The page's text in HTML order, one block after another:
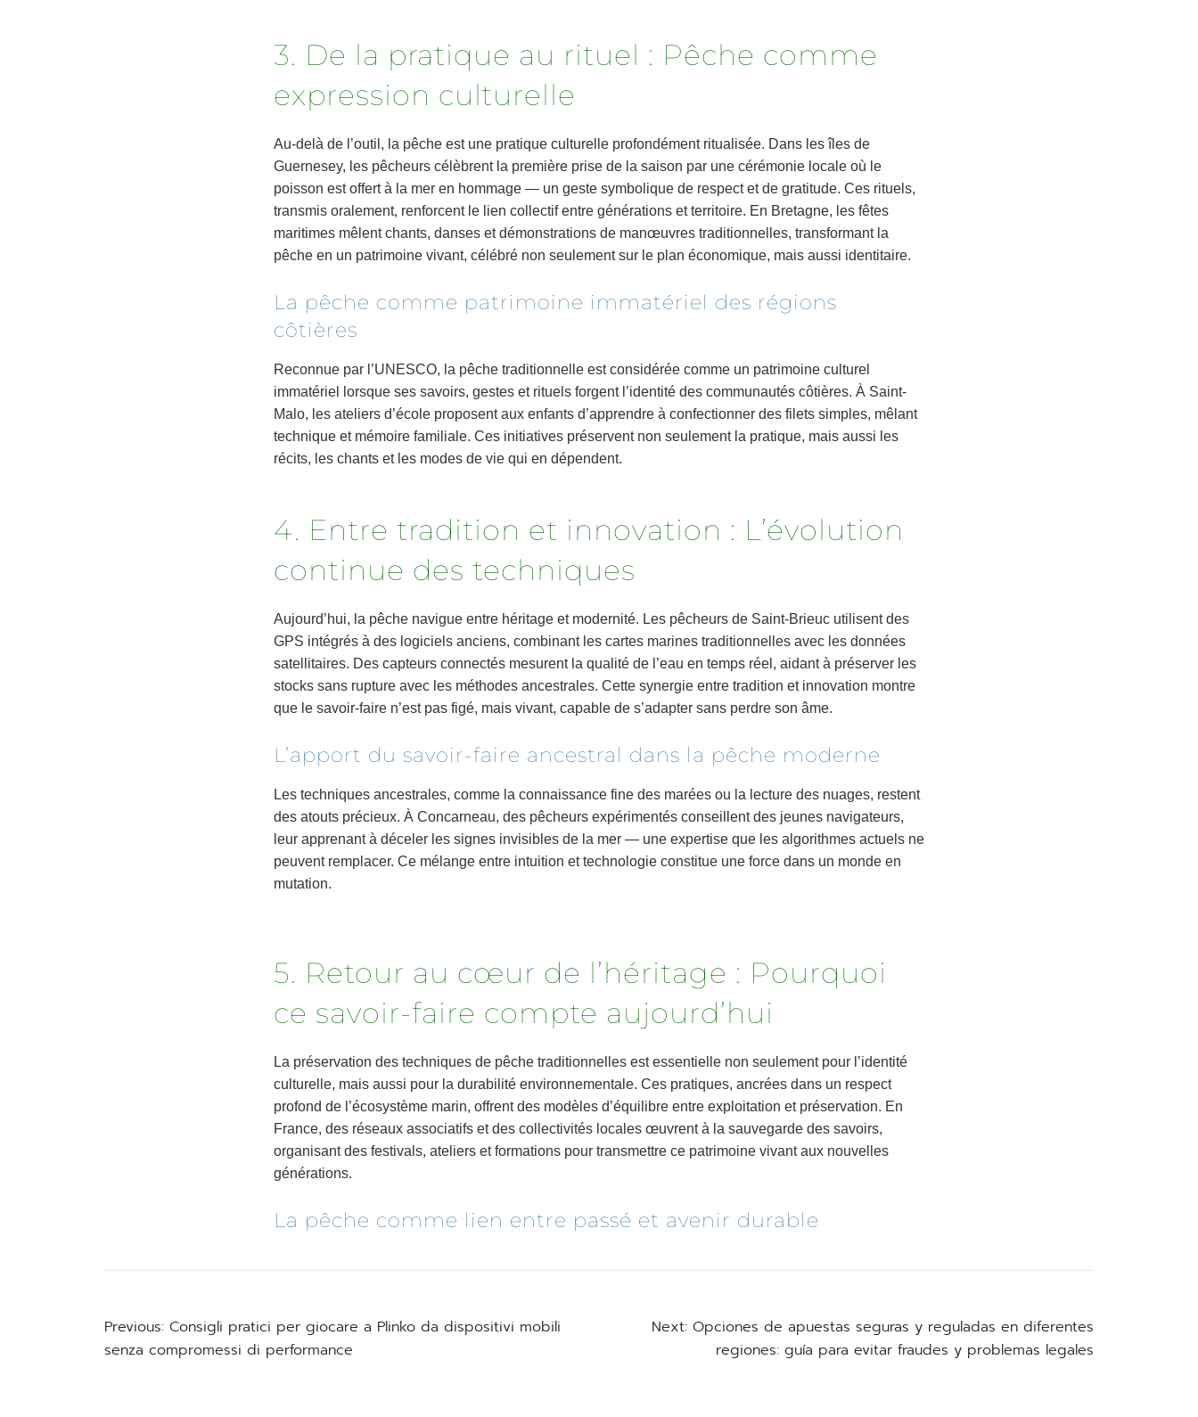
3. De la pratique au rituel : Pêche comme
expression culturelle
Au-delà de l’outil, la pêche est une pratique culturelle profondément ritualisée. Dans les îles de
Guernesey, les pêcheurs célèbrent la première prise de la saison par une cérémonie locale où le
poisson est offert à la mer en hommage — un geste symbolique de respect et de gratitude. Ces rituels,
transmis oralement, renforcent le lien collectif entre générations et territoire. En Bretagne, les fêtes
maritimes mêlent chants, danses et démonstrations de manœuvres traditionnelles, transformant la
pêche en un patrimoine vivant, célébré non seulement sur le plan économique, mais aussi identitaire.
La pêche comme patrimoine immatériel des régions
côtières
Reconnue par l’UNESCO, la pêche traditionnelle est considérée comme un patrimoine culturel
immatériel lorsque ses savoirs, gestes et rituels forgent l’identité des communautés côtières. À Saint-
Malo, les ateliers d’école proposent aux enfants d’apprendre à confectionner des filets simples, mêlant
technique et mémoire familiale. Ces initiatives préservent non seulement la pratique, mais aussi les
récits, les chants et les modes de vie qui en dépendent.
4. Entre tradition et innovation : L’évolution
continue des techniques
Aujourd’hui, la pêche navigue entre héritage et modernité. Les pêcheurs de Saint-Brieuc utilisent des
GPS intégrés à des logiciels anciens, combinant les cartes marines traditionnelles avec les données
satellitaires. Des capteurs connectés mesurent la qualité de l’eau en temps réel, aidant à préserver les
stocks sans rupture avec les méthodes ancestrales. Cette synergie entre tradition et innovation montre
que le savoir-faire n’est pas figé, mais vivant, capable de s’adapter sans perdre son âme.
L’apport du savoir-faire ancestral dans la pêche moderne
Les techniques ancestrales, comme la connaissance fine des marées ou la lecture des nuages, restent
des atouts précieux. À Concarneau, des pêcheurs expérimentés conseillent des jeunes navigateurs,
leur apprenant à déceler les signes invisibles de la mer — une expertise que les algorithmes actuels ne
peuvent remplacer. Ce mélange entre intuition et technologie constitue une force dans un monde en
mutation.
5. Retour au cœur de l’héritage : Pourquoi
ce savoir-faire compte aujourd’hui
La préservation des techniques de pêche traditionnelles est essentielle non seulement pour l’identité
culturelle, mais aussi pour la durabilité environnementale. Ces pratiques, ancrées dans un respect
profond de l’écosystème marin, offrent des modèles d’équilibre entre exploitation et préservation. En
France, des réseaux associatifs et des collectivités locales œuvrent à la sauvegarde des savoirs,
organisant des festivals, ateliers et formations pour transmettre ce patrimoine vivant aux nouvelles
générations.
La pêche comme lien entre passé et avenir durable
Post
Previous: Consigli pratici per giocare a Plinko da dispositivi mobili
senza compromessi di performance
Next: Opciones de apuestas seguras y reguladas en diferentes
regiones: guía para evitar fraudes y problemas legales